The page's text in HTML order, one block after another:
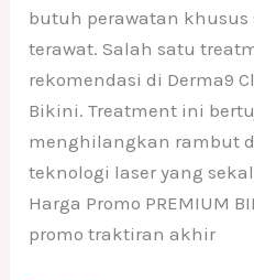
butuh perawatan khusus
terawat. Salah satu
rekomendasi di Derma9
Bikini. Treatment ini
menghilangkan rambut
teknologi laser yang
Harga Promo PREMIUM
promo traktiran akhir